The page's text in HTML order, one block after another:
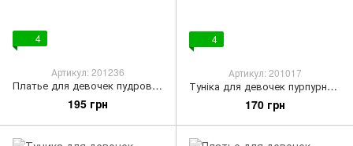
4
Артикул: 201236
Платье для девочек пудровое
195 грн
4
Артикул: 201017
Туніка для девочек пурпурная с зайчиком
170 грн